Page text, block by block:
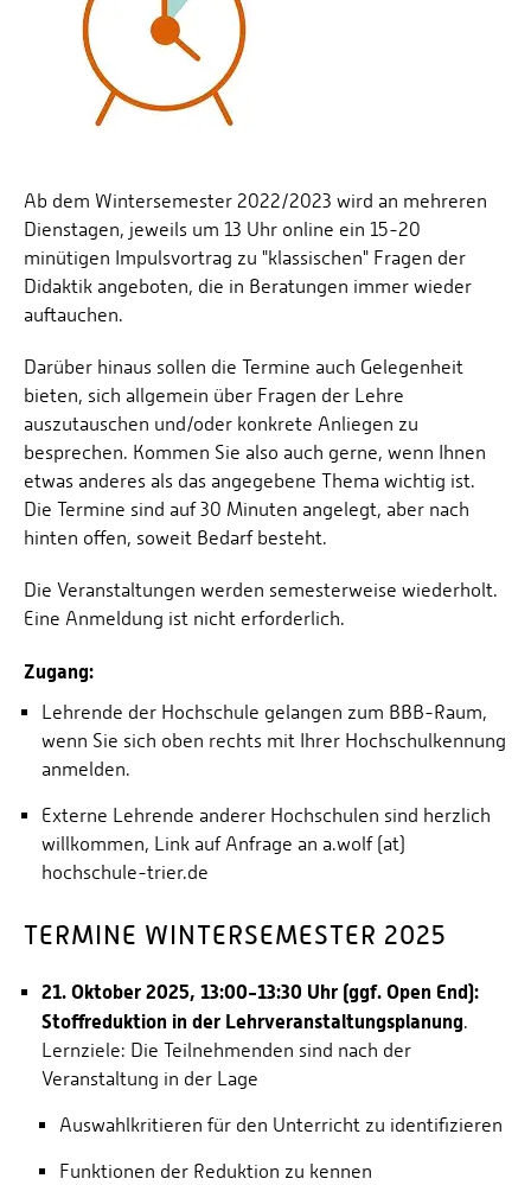
Personalvertretungen
Schwerbehindertenvertretungen
Informationssicherheit
Ab dem Wintersemester 2022/2023 wird an mehreren
Dienstagen, jeweils um 13 Uhr online ein 15-20
minütigen Impulsvortrag zu "klassischen" Fragen der
Didaktik angeboten, die in Beratungen immer wieder
auftauchen.
Darüber hinaus sollen die Termine auch Gelegenheit
bieten, sich allgemein über Fragen der Lehre
auszutauschen und/oder konkrete Anliegen zu
besprechen. Kommen Sie also auch gerne, wenn Ihnen
etwas anderes als das angegebene Thema wichtig ist.
Die Termine sind auf 30 Minuten angelegt, aber nach
hinten offen, soweit Bedarf besteht.
Die Veranstaltungen werden semesterweise wiederholt.
Eine Anmeldung ist nicht erforderlich.
Zugang:
Lehrende der Hochschule gelangen zum BBB-Raum,
wenn Sie sich oben rechts mit Ihrer Hochschulkennung
anmelden.
Externe Lehrende anderer Hochschulen sind herzlich
willkommen, Link auf Anfrage an a.wolf (at)
hochschule-trier.de
TERMINE WINTERSEMESTER 2025
21. Oktober 2025, 13:00-13:30 Uhr (ggf. Open End):
Stoffreduktion in der Lehrveranstaltungsplanung.
Lernziele: Die Teilnehmenden sind nach der
Veranstaltung in der Lage
Auswahlkritieren für den Unterricht zu identifizieren
Funktionen der Reduktion zu kennen